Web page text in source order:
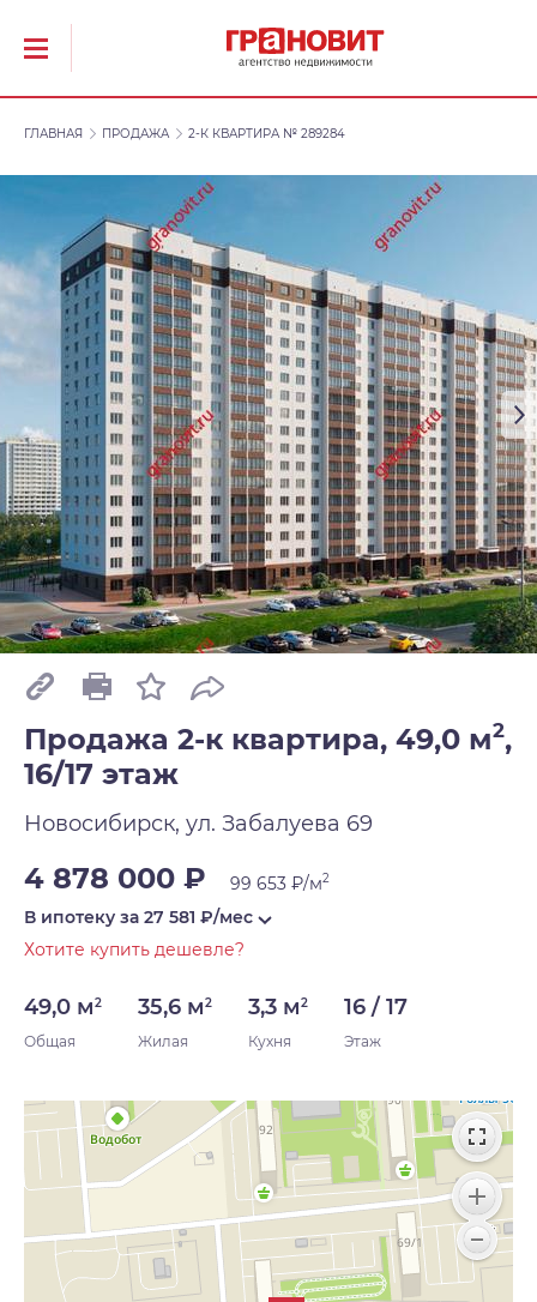
ГЛАВНАЯ ПРОДАЖА 2-К КВАРТИРА № 289284
Продажа 2-к квартира, 49,0 м2,
16/17 этаж
Новосибирск, ул. Забалуева 69
4 878 000 ₽ 99 653 ₽/м2
В ипотеку за 27 581 ₽/мес
Хотите купить дешевле?
49,0 м2
Общая
35,6 м2
Жилая
3,3 м2
Кухня
16 / 17
Этаж